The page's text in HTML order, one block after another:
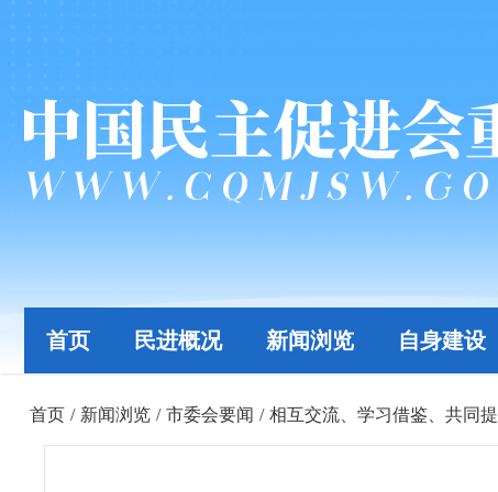
首页 民进概况 新闻浏览 自身建设
首页 / 新闻浏览 / 市委会要闻 / 相互交流、学习借鉴、共同